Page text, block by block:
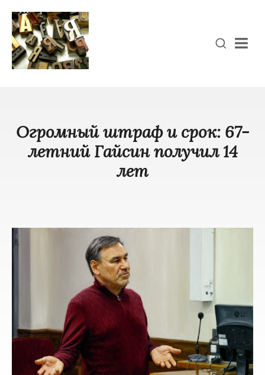
Огромный штраф и срок: 67-
летний Гайсин получил 14
лет